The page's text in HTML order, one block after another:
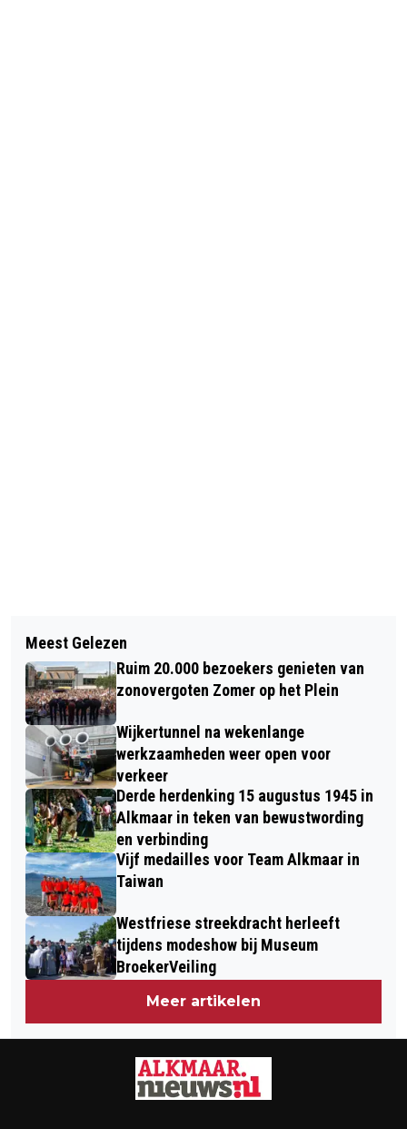
AZ WINT VOOR TWEEDE KEER IN RUIM
EEN MAAND VAN AJAX EN BEKERT
VERDER
OVERVAL OP KRUIDVAT
WINKELCENTRUM DE HOEF
Meest Gelezen
Ruim 20.000 bezoekers genieten van
zonovergoten Zomer op het Plein
Wijkertunnel na wekenlange
werkzaamheden weer open voor
verkeer
Derde herdenking 15 augustus 1945 in
Alkmaar in teken van bewustwording
en verbinding
Vijf medailles voor Team Alkmaar in
Taiwan
Westfriese streekdracht herleeft
tijdens modeshow bij Museum
BroekerVeiling
Meer artikelen